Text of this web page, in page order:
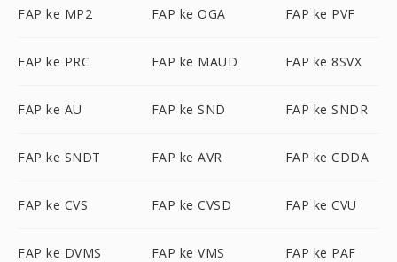
FAP ke MP2 FAP ke OGA FAP ke PVF
FAP ke PRC FAP ke MAUD FAP ke 8SVX
FAP ke AU FAP ke SND FAP ke SNDR
FAP ke SNDT FAP ke AVR FAP ke CDDA
FAP ke CVS FAP ke CVSD FAP ke CVU
FAP ke DVMS FAP ke VMS FAP ke PAF